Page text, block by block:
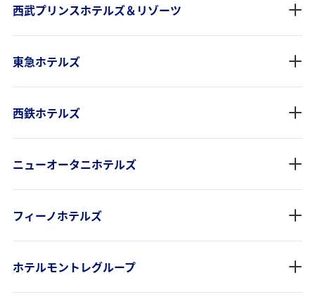
西武プリンスホテルズ＆リゾーツ
東急ホテルズ
西鉄ホテルズ
ニューオータニホテルズ
フィーノホテルズ
ホテルモントレグループ